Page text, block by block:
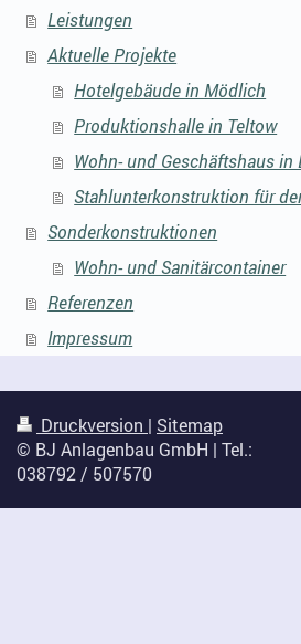
Leistungen
Aktuelle Projekte
Hotelgebäude in Mödlich
Produktionshalle in Teltow
Wohn- und Geschäftshaus in
Stahlunterkonstruktion für
Sonderkonstruktionen
Wohn- und Sanitärcontainer
Referenzen
Impressum
Druckversion | Sitemap
© BJ Anlagenbau GmbH | Tel.:
038792 / 507570